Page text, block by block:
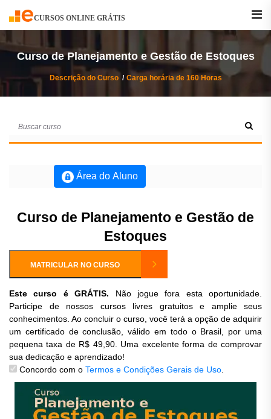
CURSOS ONLINE GRÁTIS
Curso
Curso de Planejamento e Gestão de Estoques
Descrição do Curso Carga horária de 160 Horas
Área do Aluno
Curso de Planejamento e Gestão de
Estoques
MATRICULAR NO CURSO
Este curso é GRÁTIS. Não jogue fora esta oportunidade.
Participe de nossos cursos livres gratuitos e amplie seus
conhecimentos. Ao concluir o curso, você terá a opção de adquirir
um certificado de conclusão, válido em todo o Brasil, por uma
pequena taxa de R$ 49,90. Uma excelente forma de comprovar
sua dedicação e aprendizado!
Concordo com o Termos e Condições Gerais de Uso